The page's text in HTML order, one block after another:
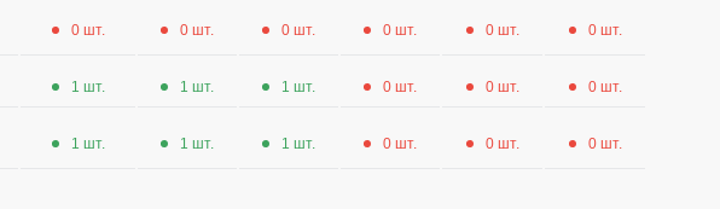
0 шт. 0 шт. 0 шт. 0 шт. 0 шт. 0 шт.
1 шт. 1 шт. 1 шт. 0 шт. 0 шт. 0 шт.
1 шт. 1 шт. 1 шт. 0 шт. 0 шт. 0 шт.